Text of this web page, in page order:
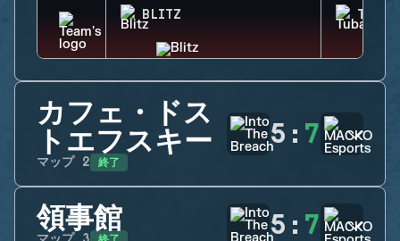
BLITZ
カフェ・ドス
トエフスキー
マップ 2 終了
5 : 7
領事館 5 : 7